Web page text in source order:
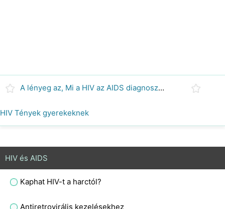
A lényeg az, Mi a HIV az AIDS diagnosztizálták ?
HIV Tények gyerekeknek
HIV és AIDS
Kaphat HIV-t a harctól?
Antiretrovirális kezelésekhez